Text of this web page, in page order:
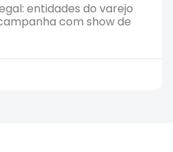
entidades do varejo
com show de